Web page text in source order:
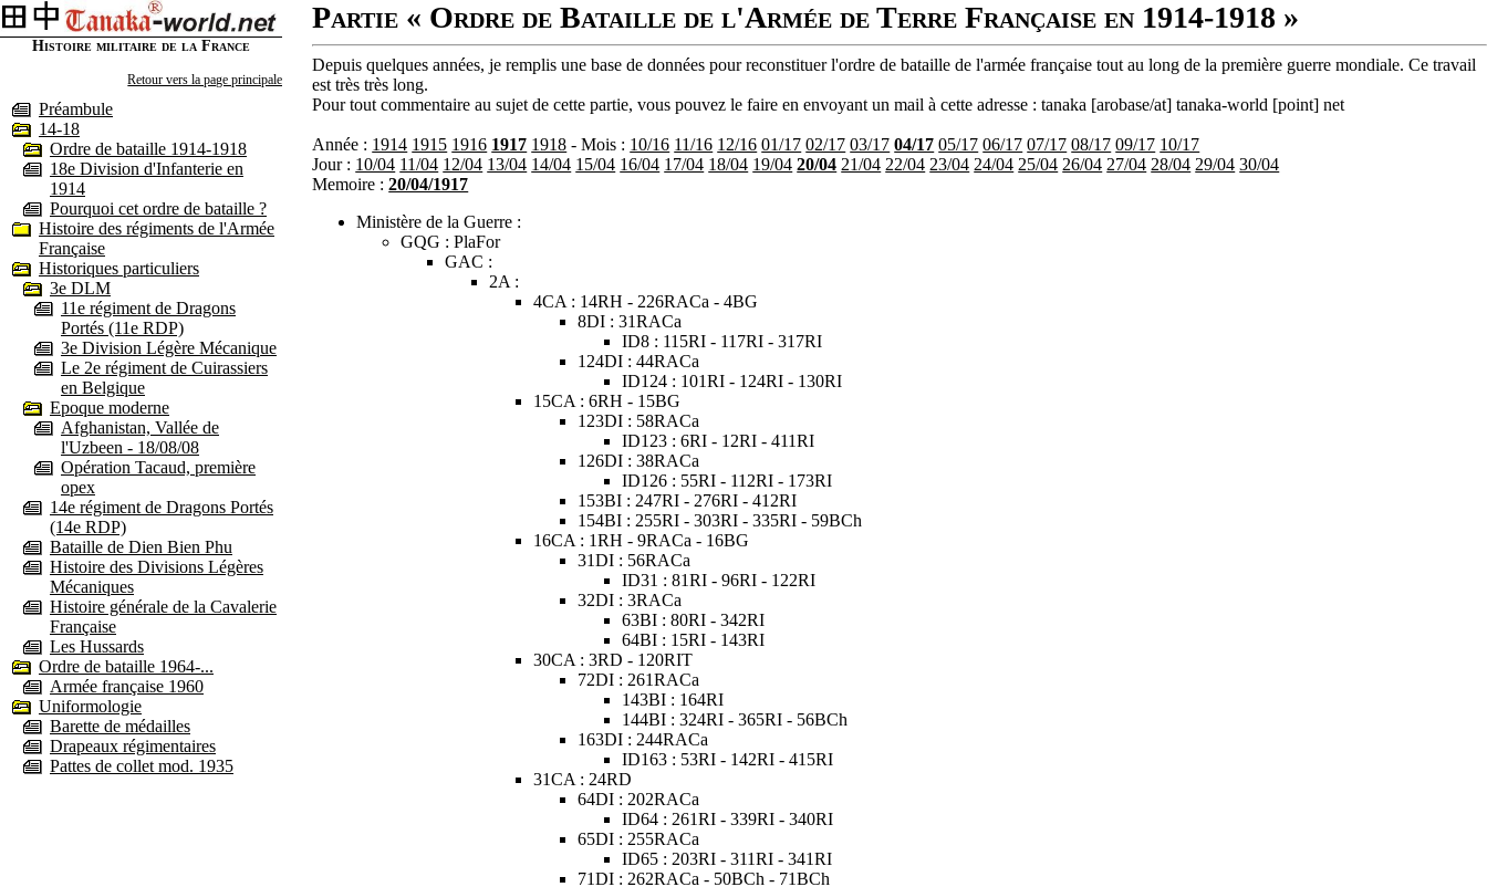
Histoire militaire de la France
Retour vers la page principale
Préambule
14-18
Ordre de bataille 1914-1918
18e Division d'Infanterie en
1914
Pourquoi cet ordre de bataille ?
Histoire des régiments de l'Armée
Française
Historiques particuliers
3e DLM
11e régiment de Dragons
Portés (11e RDP)
3e Division Légère Mécanique
Le 2e régiment de Cuirassiers
en Belgique
Epoque moderne
Afghanistan, Vallée de
l'Uzbeen - 18/08/08
Opération Tacaud, première
opex
14e régiment de Dragons Portés
(14e RDP)
Bataille de Dien Bien Phu
Histoire des Divisions Légères
Mécaniques
Histoire générale de la Cavalerie
Française
Les Hussards
Ordre de bataille 1964-...
Armée française 1960
Uniformologie
Barette de médailles
Drapeaux régimentaires
Pattes de collet mod. 1935
Partie « Ordre de Bataille de l'Armée de Terre Française en 1914-1918 »
Depuis quelques années, je remplis une base de données pour reconstituer l'ordre de bataille de l'armée française tout au long de la première guerre mondiale. Ce travail
est très très long.
Pour tout commentaire au sujet de cette partie, vous pouvez le faire en envoyant un mail à cette adresse : tanaka [arobase/at] tanaka-world [point] net
Année : 1914 1915 1916 1917 1918 - Mois : 10/16 11/16 12/16 01/17 02/17 03/17 04/17 05/17 06/17 07/17 08/17 09/17 10/17
Jour : 10/04 11/04 12/04 13/04 14/04 15/04 16/04 17/04 18/04 19/04 20/04 21/04 22/04 23/04 24/04 25/04 26/04 27/04 28/04 29/04 30/04
Memoire :20/04/1917
Ministère de la Guerre :
GQG : PlaFor
GAC :
2A :
4CA : 14RH - 226RACa - 4BG
8DI : 31RACa
ID8 : 115RI - 117RI - 317RI
124DI : 44RACa
ID124 : 101RI - 124RI - 130RI
15CA : 6RH - 15BG
123DI : 58RACa
ID123 : 6RI - 12RI - 411RI
126DI : 38RACa
ID126 : 55RI - 112RI - 173RI
153BI : 247RI - 276RI - 412RI
154BI : 255RI - 303RI - 335RI - 59BCh
16CA : 1RH - 9RACa - 16BG
31DI : 56RACa
ID31 : 81RI - 96RI - 122RI
32DI : 3RACa
63BI : 80RI - 342RI
64BI : 15RI - 143RI
30CA : 3RD - 120RIT
72DI : 261RACa
143BI : 164RI
144BI : 324RI - 365RI - 56BCh
163DI : 244RACa
ID163 : 53RI - 142RI - 415RI
31CA : 24RD
64DI : 202RACa
ID64 : 261RI - 339RI - 340RI
65DI : 255RACa
ID65 : 203RI - 311RI - 341RI
71DI : 262RACa - 50BCh - 71BCh